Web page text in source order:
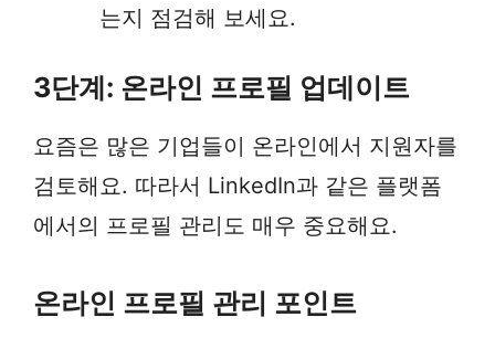
는지 점검해 보세요.
3단계: 온라인 프로필 업데이트
요즘은 많은 기업들이 온라인에서 지원자를
검토해요. 따라서 LinkedIn과 같은 플랫폼
에서의 프로필 관리도 매우 중요해요.
온라인 프로필 관리 포인트